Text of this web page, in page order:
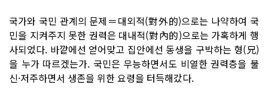
국가와 국민 관계의 문제＝대외적(對外的)으로는 나약하여 국
민을 지켜주지 못한 권력은 대내적(對內的)으로는 가혹하게 행
사되었다. 바깥에선 얻어맞고 집안에선 동생을 구박하는 형(兄)
을 누가 따르겠는가. 국민은 무능하면서도 비열한 권력층을 불
신·저주하면서 생존을 위한 요령을 터득해갔다.